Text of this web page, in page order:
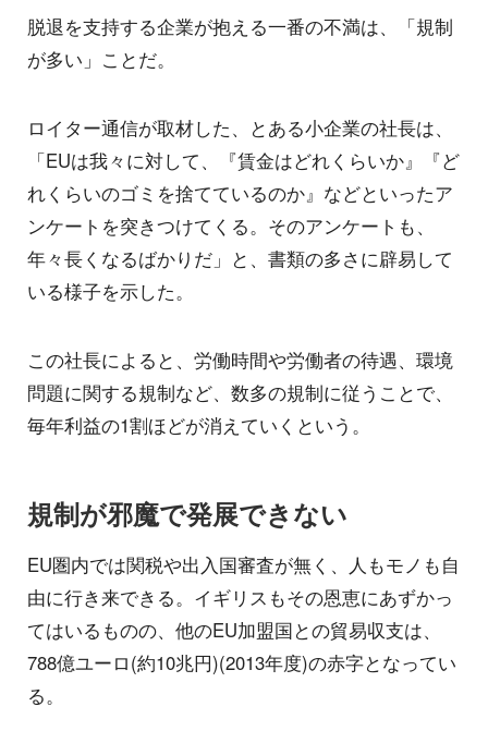
脱退を支持する企業が抱える一番の不満は、「規制
が多い」ことだ。
ロイター通信が取材した、とある小企業の社長は、
「EUは我々に対して、『賃金はどれくらいか』『ど
れくらいのゴミを捨てているのか』などといったア
ンケートを突きつけてくる。そのアンケートも、
年々長くなるばかりだ」と、書類の多さに辟易して
いる様子を示した。
この社長によると、労働時間や労働者の待遇、環境
問題に関する規制など、数多の規制に従うことで、
毎年利益の1割ほどが消えていくという。
規制が邪魔で発展できない
EU圏内では関税や出入国審査が無く、人もモノも自
由に行き来できる。イギリスもその恩恵にあずかっ
てはいるものの、他のEU加盟国との貿易収支は、
788億ユーロ(約10兆円)(2013年度)の赤字となってい
る。